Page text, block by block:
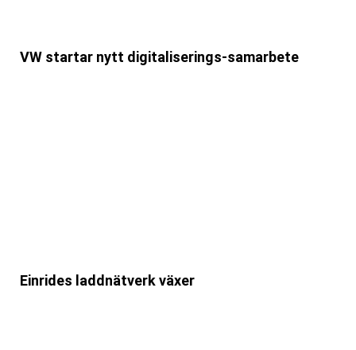
VW startar nytt digitaliserings-samarbete
Einrides laddnätverk växer